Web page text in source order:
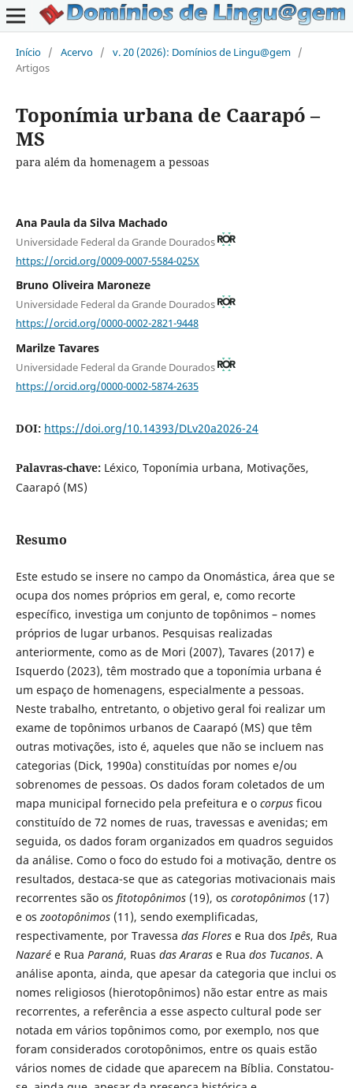
Início / Acervo / v. 20 (2026): Domínios de Lingu@gem /
Artigos
Toponímia urbana de Caarapó –
MS
para além da homenagem a pessoas
Ana Paula da Silva Machado
Universidade Federal da Grande Dourados
https://orcid.org/0009-0007-5584-025X
Bruno Oliveira Maroneze
Universidade Federal da Grande Dourados
https://orcid.org/0000-0002-2821-9448
Marilze Tavares
Universidade Federal da Grande Dourados
https://orcid.org/0000-0002-5874-2635
DOI: https://doi.org/10.14393/DLv20a2026-24
Palavras-chave: Léxico, Toponímia urbana, Motivações,
Caarapó (MS)
Resumo
Este estudo se insere no campo da Onomástica, área que se
ocupa dos nomes próprios em geral, e, como recorte
específico, investiga um conjunto de topônimos – nomes
próprios de lugar urbanos. Pesquisas realizadas
anteriormente, como as de Mori (2007), Tavares (2017) e
Isquerdo (2023), têm mostrado que a toponímia urbana é
um espaço de homenagens, especialmente a pessoas.
Neste trabalho, entretanto, o objetivo geral foi realizar um
exame de topônimos urbanos de Caarapó (MS) que têm
outras motivações, isto é, aqueles que não se incluem nas
categorias (Dick, 1990a) constituídas por nomes e/ou
sobrenomes de pessoas. Os dados foram coletados de um
mapa municipal fornecido pela prefeitura e o corpusficou
constituído de 72 nomes de ruas, travessas e avenidas; em
seguida, os dados foram organizados em quadros seguidos
da análise. Como o foco do estudo foi a motivação, dentre os
resultados, destaca-se que as categorias motivacionais mais
recorrentes são os fitotopônimos (19), os corotopônimos (17)
e os zootopônimos (11), sendo exemplificadas,
respectivamente, por Travessa das Florese Rua dos Ipês, Rua
Nazarée Rua Paraná, Ruas das Ararase Rua dos Tucanos. A
análise aponta, ainda, que apesar da categoria que inclui os
nomes religiosos (hierotopônimos) não estar entre as mais
recorrentes, a referência a esse aspecto cultural pode ser
notada em vários topônimos como, por exemplo, nos que
foram considerados corotopônimos, entre os quais estão
vários nomes de cidade que aparecem na Bíblia. Constatou-